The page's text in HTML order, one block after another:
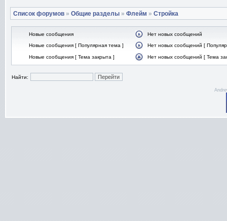
Список форумов » Общие разделы » Флейм » Стройка
Новые сообщения
Нет новых сообщений
Новые сообщения [ Популярная тема ]
Нет новых сообщений [
Новые сообщения [ Тема закрыта ] Нет новых сообщений [ Тема
Найти: